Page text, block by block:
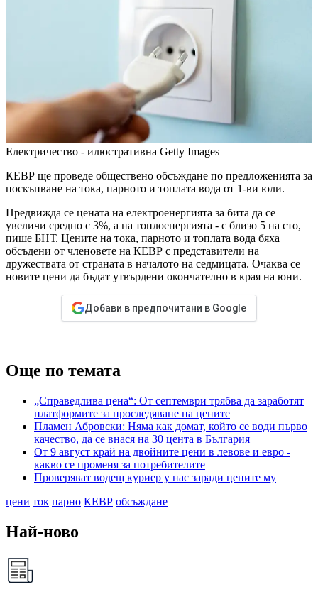
Електричество - илюстративна Getty Images
КЕВР ще проведе обществено обсъждане по предложенията за
поскъпване на тока, парното и топлата вода от 1-ви юли.
Предвижда се цената на електроенергията за бита да се
увеличи средно с 3%, а на топлоенергията - с близо 5 на сто,
пише БНТ. Цените на тока, парното и топлата вода бяха
обсъдени от членовете на КЕВР с представители на
дружествата от страната в началото на седмицата. Очаква се
новите цени да бъдат утвърдени окончателно в края на юни.
Добави в предпочитани в Google
Още по темата
„Справедлива цена“: От септември трябва да заработят
платформите за проследяване на цените
Пламен Абровски: Няма как домат, който се води първо
качество, да се внася на 30 цента в България
От 9 август край на двойните цени в левове и евро -
какво се променя за потребителите
Проверяват водещ куриер у нас заради цените му
цени ток парно КЕВР обсъждане
Най-ново